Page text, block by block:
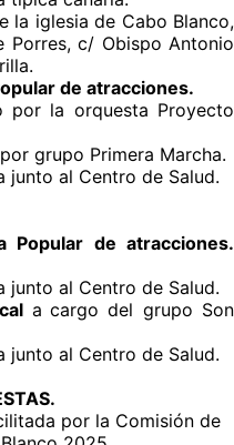
la iglesia de Cabo Blanco,
Porres, c/ Obispo Antonio
de atracciones.
por la orquesta Proyecto
grupo Primera Marcha.
junto al Centro de Salud.
Popular de atracciones.
junto al Centro de Salud.
a cargo del grupo Son
junto al Centro de Salud.
por la Comisión de